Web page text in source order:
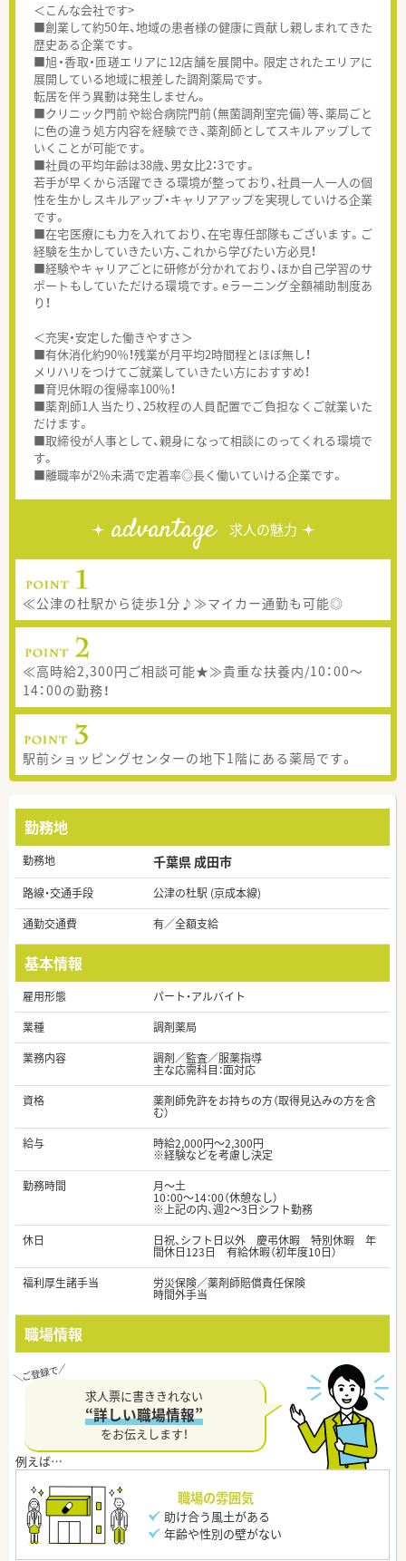
＜こんな会社です>
■創業して約50年、地域の患者様の健康に貢献し親しまれてきた
歴史ある企業です。
■旭・香取・匝瑳エリアに12店舗を展開中。限定されたエリアに
展開している地域に根差した調剤薬局です。
転居を伴う異動は発生しません。
■クリニック門前や総合病院門前（無菌調剤室完備）等、薬局ごと
に色の違う処方内容を経験でき、薬剤師としてスキルアップして
いくことが可能です。
■社員の平均年齢は38歳、男女比2：3です。
若手が早くから活躍できる環境が整っており、社員一人一人の個
性を生かしスキルアップ・キャリアアップを実現していける企業
です。
■在宅医療にも力を入れており、在宅専任部隊もございます。ご
経験を生かしていきたい方、これから学びたい方必見！
■経験やキャリアごとに研修が分かれており、ほか自己学習のサ
ポートもしていただける環境です。eラーニング全額補助制度あ
り！
＜充実・安定した働きやすさ＞
■有休消化約90％！残業が月平均2時間程とほぼ無し！
メリハリをつけてご就業していきたい方におすすめ！
■育児休暇の復帰率100％！
■薬剤師1人当たり、25枚程の人員配置でご負担なくご就業いた
だけます。
■取締役が人事として、親身になって相談にのってくれる環境で
す。
■離職率が2％未満で定着率◎長く働いていける企業です。
advantage 求人の魅力
≪公津の杜駅から徒歩1分♪≫マイカー通勤も可能◎
≪高時給2,300円ご相談可能★≫貴重な扶養内/10：00～
14：00の勤務！
駅前ショッピングセンターの地下1階にある薬局です。
勤務地
勤務地 千葉県 成田市
路線・交通手段
公津の杜駅 (京成本線)
通勤交通費
有／全額支給
基本情報
雇用形態
パート・アルバイト
業種
調剤薬局
業務内容
調剤／監査／服薬指導
主な応需科目：面対応
資格
薬剤師免許をお持ちの方（取得見込みの方を含
む）
給与
時給2,000円～2,300円
※経験などを考慮し決定
勤務時間
月～土
10：00～14：00（休憩なし）
※上記の内、週2～3日シフト勤務
休日
日祝、シフト日以外 慶弔休暇 特別休暇 年
間休日123日 有給休暇（初年度10日）
福利厚生諸手当
労災保険／薬剤師賠償責任保険
時間外手当
職場情報
求人票に書ききれない
“詳しい職場情報”
をお伝えします！
職場の雰囲気
助け合う風土がある
年齢や性別の壁がない